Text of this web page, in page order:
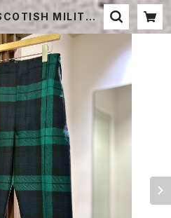
MILITAR
PANTS DEAD ST
ONLINE